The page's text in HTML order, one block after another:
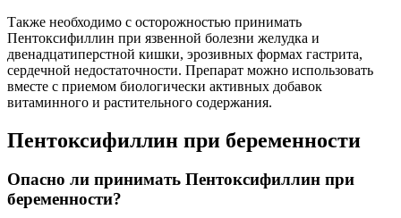
Также необходимо с осторожностью принимать
Пентоксифиллин при язвенной болезни желудка и
двенадцатиперстной кишки, эрозивных формах гастрита,
сердечной недостаточности. Препарат можно использовать
вместе с приемом биологически активных добавок
витаминного и растительного содержания.
Пентоксифиллин при беременности
Опасно ли принимать Пентоксифиллин при
беременности?